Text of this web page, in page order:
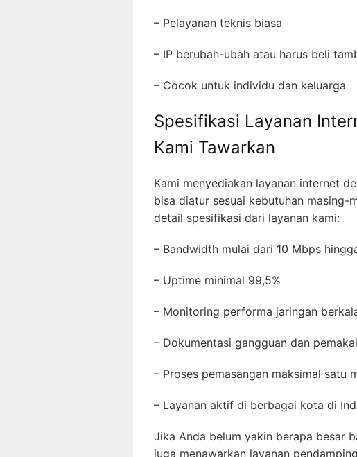
– Pelayanan teknis biasa
– IP berubah-ubah atau harus beli
– Cocok untuk individu dan keluarga
Spesifikasi Layanan
Kami Tawarkan
Kami menyediakan layanan internet
bisa diatur sesuai kebutuhan masing-
detail spesifikasi dari layanan kami:
– Bandwidth mulai dari 10 Mbps
– Uptime minimal 99,5%
– Monitoring performa jaringan
– Dokumentasi gangguan dan
– Proses pemasangan maksimal satu
– Layanan aktif di berbagai kota di
Jika Anda belum yakin berapa besar
juga menawarkan layanan